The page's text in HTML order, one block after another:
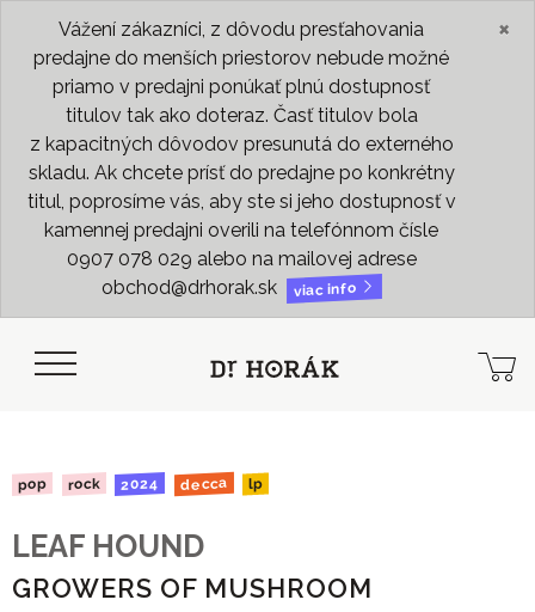
Vážení zákazníci, z dôvodu presťahovania
predajne do menších priestorov nebude možné
priamo v predajni ponúkať plnú dostupnosť
titulov tak ako doteraz. Časť titulov bola
z kapacitných dôvodov presunutá do externého
skladu. Ak chcete prísť do predajne po konkrétny
titul, poprosíme vás, aby ste si jeho dostupnosť v
kamennej predajni overili na telefónnom čísle
0907 078 029 alebo na mailovej adrese
obchod@drhorak.sk
viac info
×
pop rock 2024 decca lp
LEAF HOUND
GROWERS OF MUSHROOM